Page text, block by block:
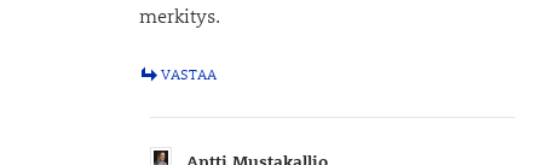
merkitys.
VASTAA